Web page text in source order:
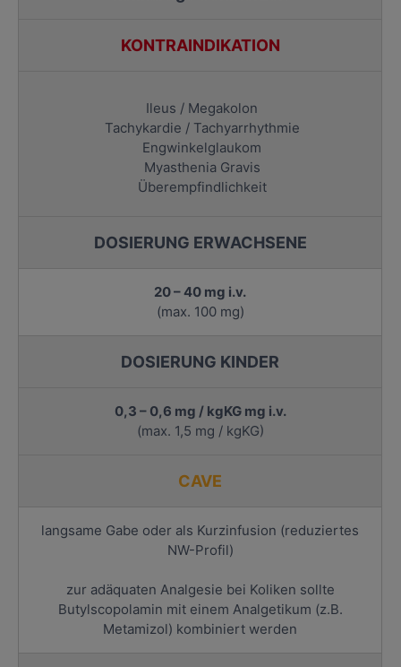
KONTRAINDIKATION
Ileus / Megakolon
Tachykardie / Tachyarrhythmie
Engwinkelglaukom
Myasthenia Gravis
Überempfindlichkeit
DOSIERUNG ERWACHSENE
20 – 40 mg i.v.
(max. 100 mg)
DOSIERUNG KINDER
0,3 – 0,6 mg / kgKG mg i.v.
(max. 1,5 mg / kgKG)
CAVE
langsame Gabe oder als Kurzinfusion (reduziertes
NW-Profil)
zur adäquaten Analgesie bei Koliken sollte
Butylscopolamin mit einem Analgetikum (z.B.
Metamizol) kombiniert werden